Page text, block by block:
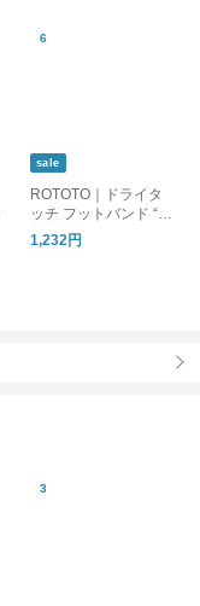
sale
ROTOTO｜ドライタ
ッチ フットバンド “R
OTOTO FOOT BAND”
靴下 r1457
1,232円